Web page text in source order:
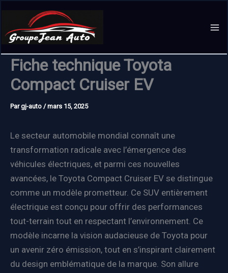
contenu
Fiche technique Toyota
Compact Cruiser EV
Pargj-auto /mars 15, 2025
Le secteur automobile mondial connaît une
transformation radicale avec l’émergence des
véhicules électriques, et parmi ces nouvelles
avancées, le Toyota Compact Cruiser EV se distingue
comme un modèle prometteur. Ce SUV entièrement
électrique est conçu pour offrir des performances
tout-terrain tout en respectant l’environnement. Ce
modèle incarne la vision audacieuse de Toyota pour
un avenir zéro émission, tout en s’inspirant clairement
du design emblématique de la marque. Son allure